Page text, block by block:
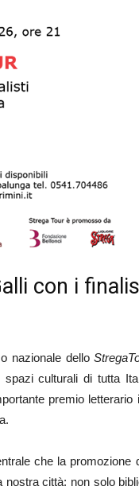
con i
nazionale dello
culturali di tutta
premio letterario
che la promozione
nostra città: non solo